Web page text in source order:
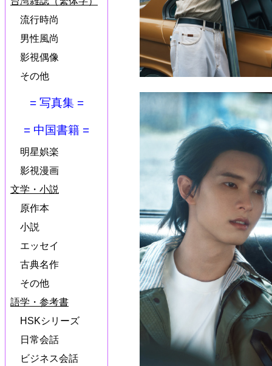
流行時尚
男性風尚
影視偶像
その他
= 写真集 =
= 中国書籍 =
明星娯楽
影視漫画
文学・小説
原作本
小説
エッセイ
古典名作
その他
語学・参考書
HSKシリーズ
日常会話
ビジネス会話